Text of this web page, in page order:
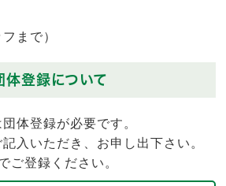
まで）
体登録について
体登録が必要です。
入いただき、お申し出下さい。
登録ください。